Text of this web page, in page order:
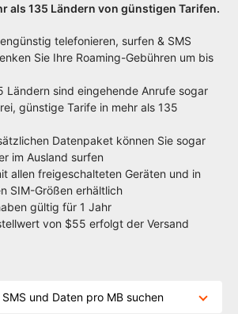
als 135 Ländern von günstigen Tarifen.
telefonieren, surfen & SMS
Sie Ihre Roaming-Gebühren um bis
Ländern sind eingehende Anrufe sogar
günstige Tarife in mehr als 135
Datenpaket können Sie sogar
im Ausland surfen
allen freigeschalteten Geräten und in
SIM-Größen erhältlich
gültig für 1 Jahr
von $55 erfolgt der Versand
und Daten pro MB suchen